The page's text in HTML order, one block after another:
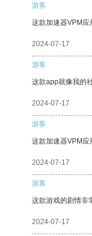
游客
这款加速器VPM应
2024-07-17
游客
这款app就像我的
2024-07-17
游客
这款加速器VPM应
2024-07-17
游客
这款游戏的剧情非
2024-07-17